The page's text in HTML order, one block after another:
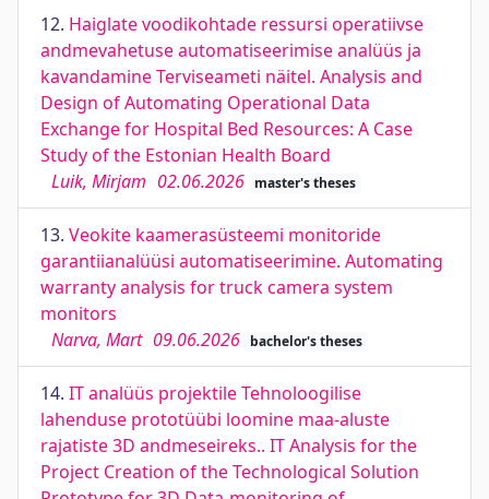
12. Haiglate voodikohtade ressursi operatiivse
andmevahetuse automatiseerimise analüüs ja
kavandamine Terviseameti näitel. Analysis and
Design of Automating Operational Data
Exchange for Hospital Bed Resources: A Case
Study of the Estonian Health Board
Luik, Mirjam 02.06.2026 master's theses
13. Veokite kaamerasüsteemi monitoride
garantiianalüüsi automatiseerimine. Automating
warranty analysis for truck camera system
monitors
Narva, Mart 09.06.2026 bachelor's theses
14. IT analüüs projektile Tehnoloogilise
lahenduse prototüübi loomine maa-aluste
rajatiste 3D andmeseireks.. IT Analysis for the
Project Creation of the Technological Solution